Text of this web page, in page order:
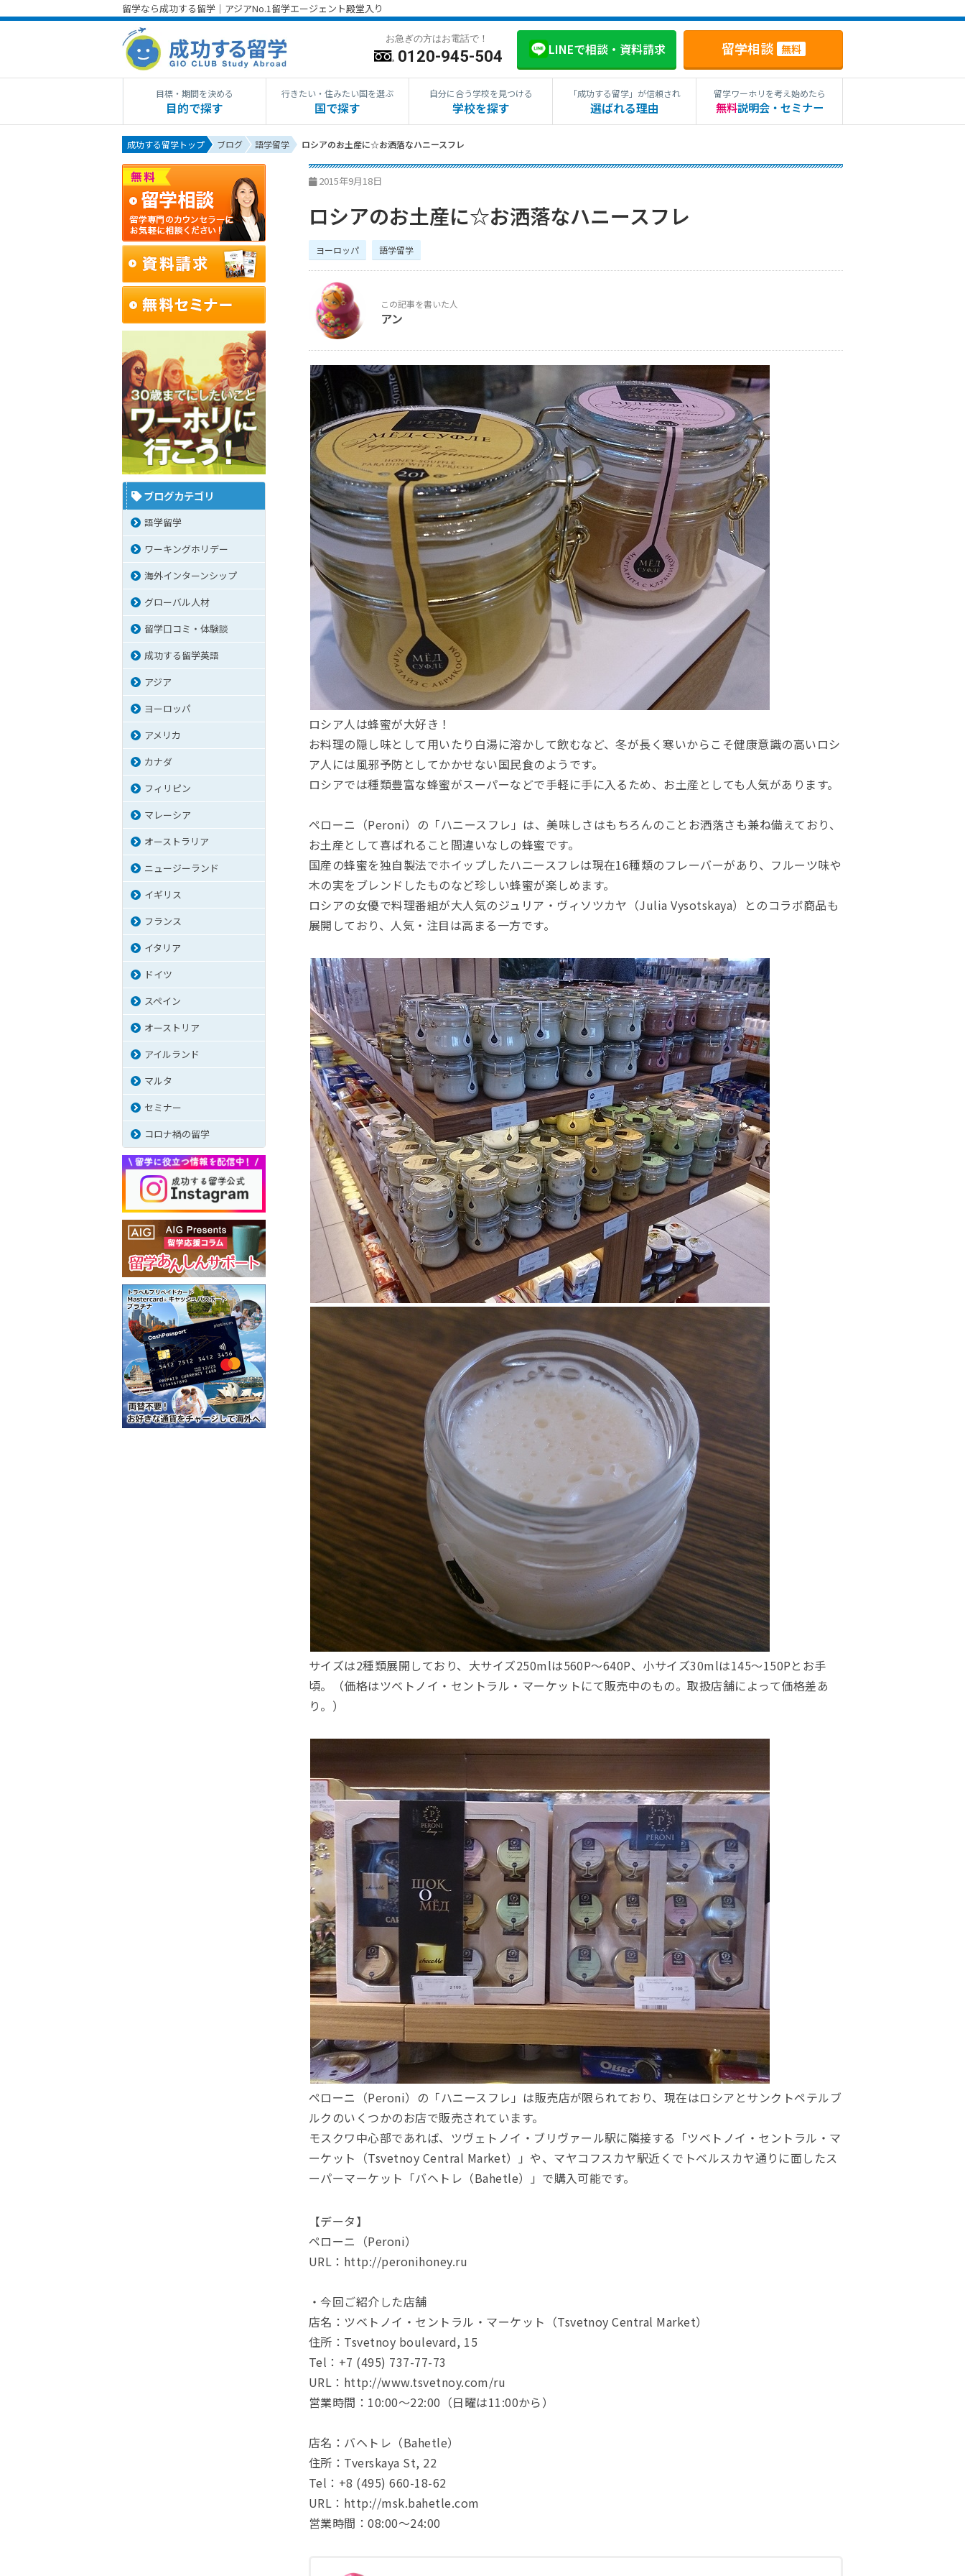
留学なら成功する留学｜アジアNo.1留学エージェント殿堂入り
お急ぎの方はお電話で！
0120-945-504 LINEで相談・資料請求 留学相談 無料
目標・期間を決める
目的で探す
行きたい・住みたい国を選ぶ
国で探す
自分に合う学校を見つける
学校を探す
「成功する留学」が信頼され
選ばれる理由
留学ワーホリを考え始めたら
無料説明会・セミナー
成功する留学トップ ブログ 語学留学 ロシアのお土産に☆お洒落なハニースフレ
2015年9月18日
ロシアのお土産に☆お洒落なハニースフレ
ヨーロッパ 語学留学
アン
ロシア人は蜂蜜が大好き！
お料理の隠し味として用いたり白湯に溶かして飲むなど、冬が長く寒いからこそ健康意識の高いロシ
ア人には風邪予防としてかかせない国民食のようです。
ロシアでは種類豊富な蜂蜜がスーパーなどで手軽に手に入るため、お土産としても人気があります。
ペローニ（Peroni）の「ハニースフレ」は、美味しさはもちろんのことお洒落さも兼ね備えており、
お土産として喜ばれること間違いなしの蜂蜜です。
国産の蜂蜜を独自製法でホイップしたハニースフレは現在16種類のフレーバーがあり、フルーツ味や
木の実をブレンドしたものなど珍しい蜂蜜が楽しめます。
ロシアの女優で料理番組が大人気のジュリア・ヴィソツカヤ（Julia Vysotskaya）とのコラボ商品も
展開しており、人気・注目は高まる一方です。
サイズは2種類展開しており、大サイズ250mlは560P〜640P、小サイズ30mlは145〜150Pとお手
頃。（価格はツベトノイ・セントラル・マーケットにて販売中のもの。取扱店舗によって価格差あ
り。）
ペローニ（Peroni）の「ハニースフレ」は販売店が限られており、現在はロシアとサンクトペテルブ
ルクのいくつかのお店で販売されています。
モスクワ中心部であれば、ツヴェトノイ・ブリヴァール駅に隣接する「ツベトノイ・セントラル・マ
ーケット（Tsvetnoy Central Market）」や、マヤコフスカヤ駅近くでトベルスカヤ通りに面したス
ーパーマーケット「バヘトレ（Bahetle）」で購入可能です。
【データ】
ペローニ（Peroni）
URL：http://peronihoney.ru
・今回ご紹介した店舗
店名：ツベトノイ・セントラル・マーケット（Tsvetnoy Central Market）
住所：Tsvetnoy boulevard, 15
Tel：+7 (495) 737-77-73
URL：http://www.tsvetnoy.com/ru
営業時間：10:00〜22:00（日曜は11:00から）
店名：バヘトレ（Bahetle）
住所：Tverskaya St, 22
Tel：+8 (495) 660-18-62
URL：http://msk.bahetle.com
営業時間：08:00〜24:00
ブログカテゴリ
語学留学
ワーキングホリデー
海外インターンシップ
グローバル人材
留学口コミ・体験談
成功する留学英語
アジア
ヨーロッパ
アメリカ
カナダ
フィリピン
マレーシア
オーストラリア
ニュージーランド
イギリス
フランス
イタリア
ドイツ
スペイン
オーストリア
アイルランド
マルタ
セミナー
コロナ禍の留学